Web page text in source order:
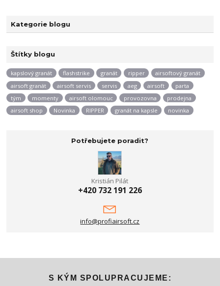
Kategorie blogu
Štítky blogu
kapslový granát flashstrike granát ripper
airsoftový granát
airsoft granát
airsoft servis servis aeg airsoft
parta
tým
momenty airsoft olomouc provozovna
prodejna
airsoft shop
Novinka RIPPER granát na kapsle novinka
Potřebujete poradit?
Kristián Pilát
+420 732 191 226
info@profiairsoft.cz
S KÝM SPOLUPRACUJEME: